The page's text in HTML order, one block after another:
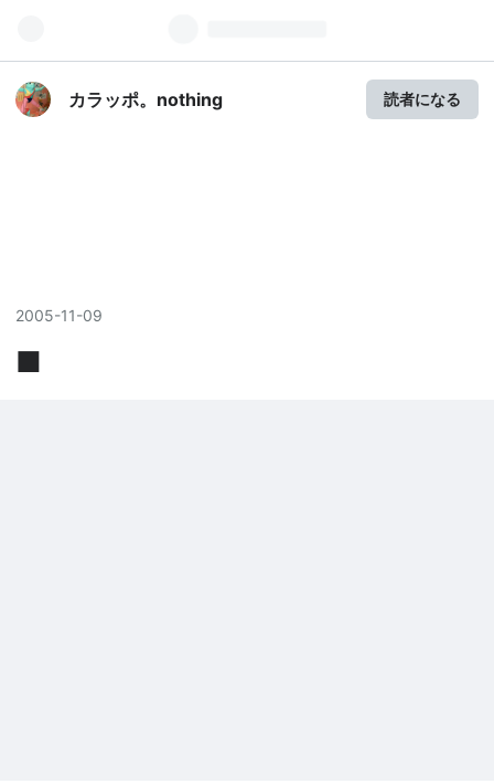
カラッポ。nothing 読者になる
2005-11-09
■